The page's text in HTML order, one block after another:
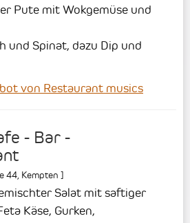
Pute mit Wokgemüse und
und Spinat, dazu Dip und
von Restaurant musics
- Bar -
44, Kempten ]
Salat mit saftiger
Käse, Gurken,